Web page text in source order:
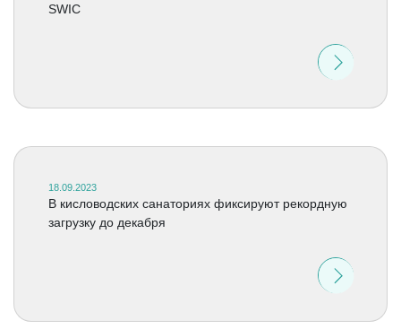
SWIC
18.09.2023
В кисловодских санаториях фиксируют рекордную
загрузку до декабря